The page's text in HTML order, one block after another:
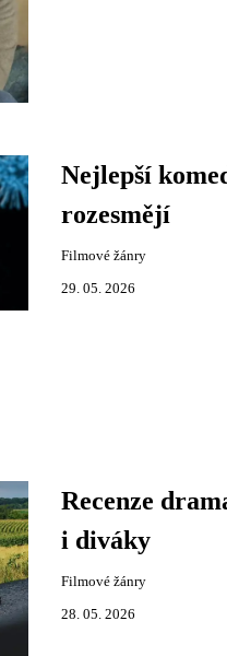
Nejlepší
rozesmějí
Filmové žánry
29. 05. 2026
Recenze
i diváky
Filmové žánry
28. 05. 2026